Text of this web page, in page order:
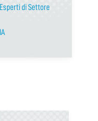
di Settore
IA